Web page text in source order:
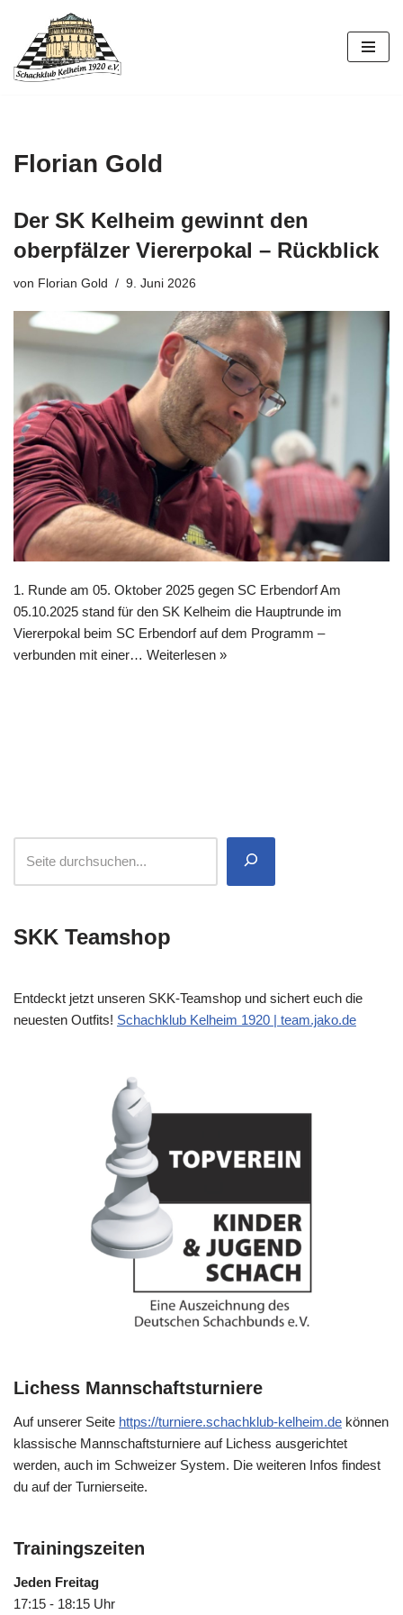
Zum
Inhalt
Florian Gold
Der SK Kelheim gewinnt den
oberpfälzer Viererpokal – Rückblick
von Florian Gold 9. Juni 2026
1. Runde am 05. Oktober 2025 gegen SC Erbendorf Am
05.10.2025 stand für den SK Kelheim die Hauptrunde im
Viererpokal beim SC Erbendorf auf dem Programm –
verbunden mit einer… Weiterlesen »
SKK Teamshop
Entdeckt jetzt unseren SKK-Teamshop und sichert euch die
neuesten Outfits! Schachklub Kelheim 1920 | team.jako.de
Lichess Mannschaftsturniere
Auf unserer Seite https://turniere.schachklub-kelheim.de können
klassische Mannschaftsturniere auf Lichess ausgerichtet
werden, auch im Schweizer System. Die weiteren Infos findest
du auf der Turnierseite.
Trainingszeiten
Jeden Freitag
17:15 - 18:15 Uhr